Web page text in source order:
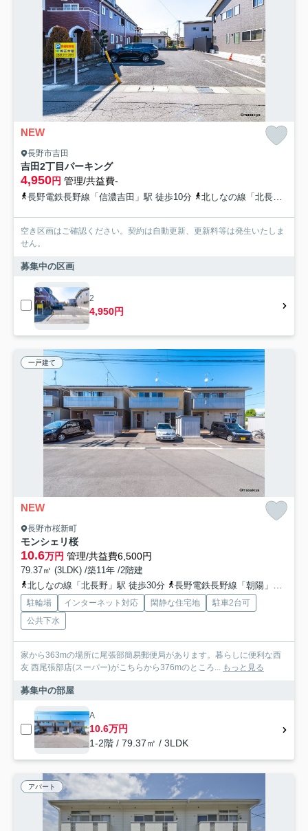
NEW
長野市吉田
吉田2丁目パーキング
4,950円 管理/共益費-
長野電鉄長野線「信濃吉田」駅 徒歩10分 北しなの線「北長野」駅 徒歩11分
空き区画はご確認ください。契約は自動更新、更新料等は発生いたしま
せん。
募集中の区画
2
4,950円
一戸建て
NEW
長野市桜新町
モンシェリ桜
10.6万円 管理/共益費6,500円
79.37㎡ (3LDK) /築11年 /2階建
北しなの線「北長野」駅 徒歩30分
長野電鉄長野線「朝陽」駅 徒歩32分
駐輪場 インターネット対応 閑静な住宅地
駐車2台可
公共下水
家から363mの場所に尾張部簡易郵便局があります。暮らしに便利な西
友 西尾張部店(スーパー)がこちらから376mのところ...
もっと見る
募集中の部屋
A
10.6万円
1-2階 / 79.37㎡ / 3LDK
アパート